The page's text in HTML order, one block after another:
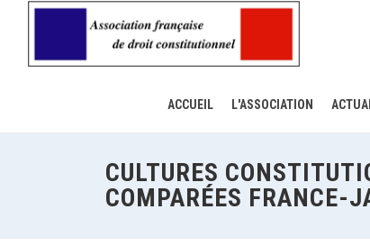
ACCUEIL L'ASSOCIATION
CULTURES
COMPARÉES FRANCE-